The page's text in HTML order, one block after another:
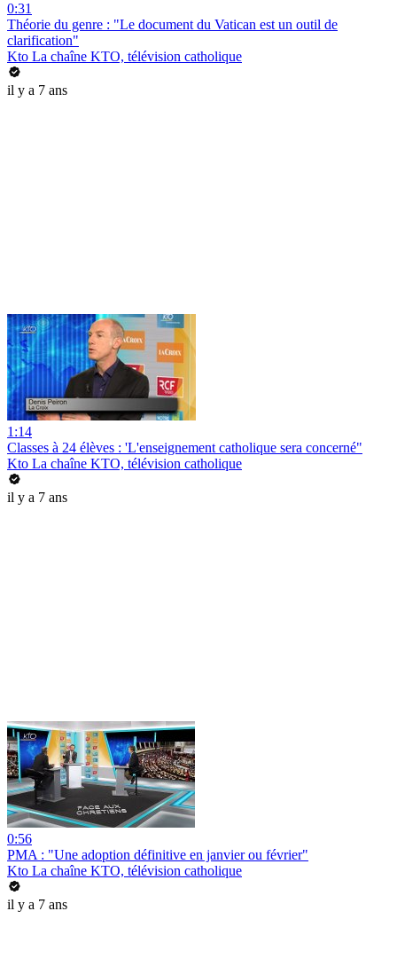
0:31
Théorie du genre : "Le document du Vatican est un outil de
clarification"
Kto La chaîne KTO, télévision catholique
il y a 7 ans
1:14
Classes à 24 élèves : 'L'enseignement catholique sera concerné"
Kto La chaîne KTO, télévision catholique
il y a 7 ans
0:56
PMA : "Une adoption définitive en janvier ou février"
Kto La chaîne KTO, télévision catholique
il y a 7 ans